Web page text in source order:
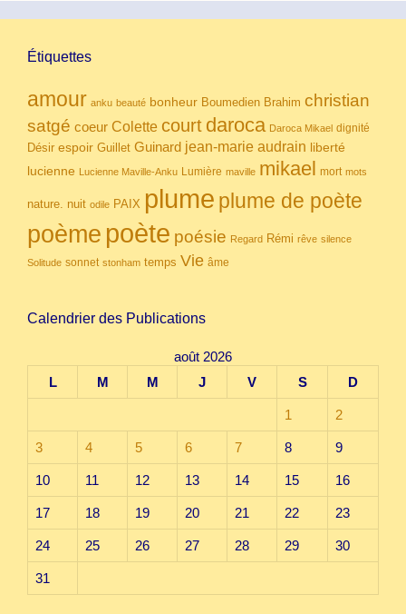
Étiquettes
amour anku beauté bonheur Boumedien Brahim christian
satgé coeur Colette court daroca Daroca Mikael dignité
Désir espoir Guillet Guinard jean-marie audrain liberté
lucienne Lucienne Maville-Anku Lumière maville mikael mort mots
nature. nuit odile PAIX plume plume de poète
poème poète poésie Regard Rémi rêve silence
Solitude sonnet stonham temps Vie âme
Calendrier des Publications
août 2026
L
M M J V S D
1 2
3 4 5 6 7 8 9
10 11 12 13 14 15 16
17 18 19 20 21 22 23
24 25 26 27 28 29 30
31